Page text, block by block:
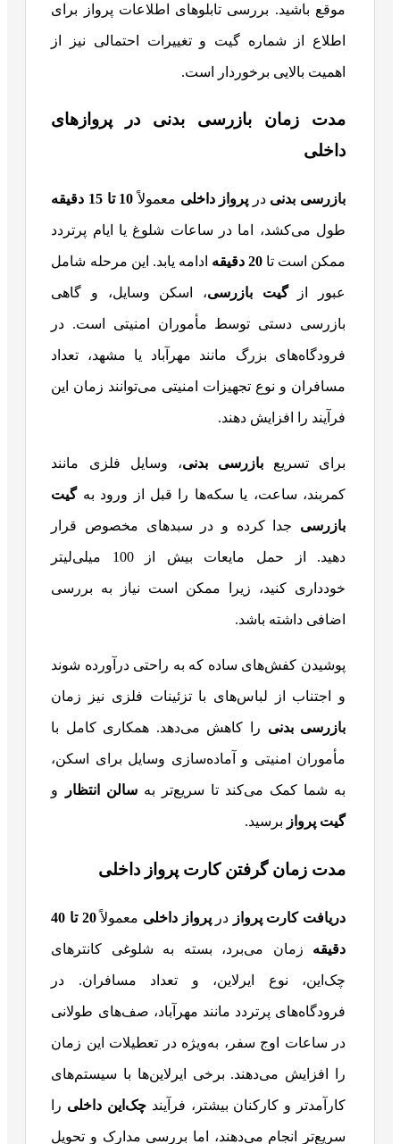
موقع باشید. بررسی تابلوهای اطلاعات پرواز برای
اطلاع از شماره گیت و تغییرات احتمالی نیز از
اهمیت بالایی برخوردار است.
مدت زمان بازرسی بدنی در پروازهای
داخلی
بازرسی بدنی در پرواز داخلی معمولاً10 تا 15 دقیقه
طول می‌کشد، اما در ساعات شلوغ یا ایام پرتردد
ممکن است تا20 دقیقه ادامه یابد. این مرحله شامل
عبور ازگیت بازرسی، اسکن وسایل، و گاهی
بازرسی دستی توسط مأموران امنیتی است. در
فرودگاه‌های بزرگ مانند مهرآباد یا مشهد، تعداد
مسافران و نوع تجهیزات امنیتی می‌توانند زمان این
فرآیند را افزایش دهند.
برای تسریعبازرسی بدنی، وسایل فلزی مانند
کمربند، ساعت، یا سکه‌ها را قبل از ورود بهگیت
بازرسی جدا کرده و در سبدهای مخصوص قرار
دهید. از حمل مایعات بیش از 100 میلی‌لیتر
خودداری کنید، زیرا ممکن است نیاز به بررسی
اضافی داشته باشد.
پوشیدن کفش‌های ساده که به راحتی درآورده شوند
و اجتناب از لباس‌های با تزئینات فلزی نیز زمان
بازرسی بدنی را کاهش می‌دهد. همکاری کامل با
مأموران امنیتی و آماده‌سازی وسایل برای اسکن،
به شما کمک می‌کند تا سریع‌تر بهسالن انتظار و
گیت پرواز برسید.
مدت زمان گرفتن کارت پرواز داخلی
دریافت کارت پرواز درپرواز داخلی معمولاً20 تا 40
دقیقه زمان می‌برد، بسته به شلوغی کانترهای
چک‌این، نوع ایرلاین، و تعداد مسافران. در
فرودگاه‌های پرتردد مانند مهرآباد، صف‌های طولانی
در ساعات اوج سفر، به‌ویژه در تعطیلات این زمان
را افزایش می‌دهند. برخی ایرلاین‌ها با سیستم‌های
کارآمدتر و کارکنان بیشتر، فرآیند چک‌این داخلی را
سریع‌تر انجام می‌دهند، اما بررسی مدارک و تحویل